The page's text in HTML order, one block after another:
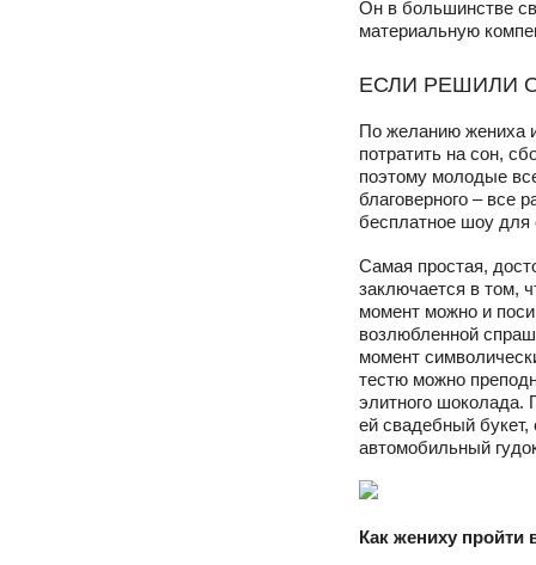
Он в большинстве
материальную
ЕСЛИ РЕШИЛИ
По желанию жениха
потратить на сон,
поэтому молодые
благоверного – все
бесплатное шоу для
Самая простая,
заключается в том,
момент можно и
возлюбленной
момент
тестю можно
элитного шоколада.
ей свадебный
автомобильный
Как жениху пройти